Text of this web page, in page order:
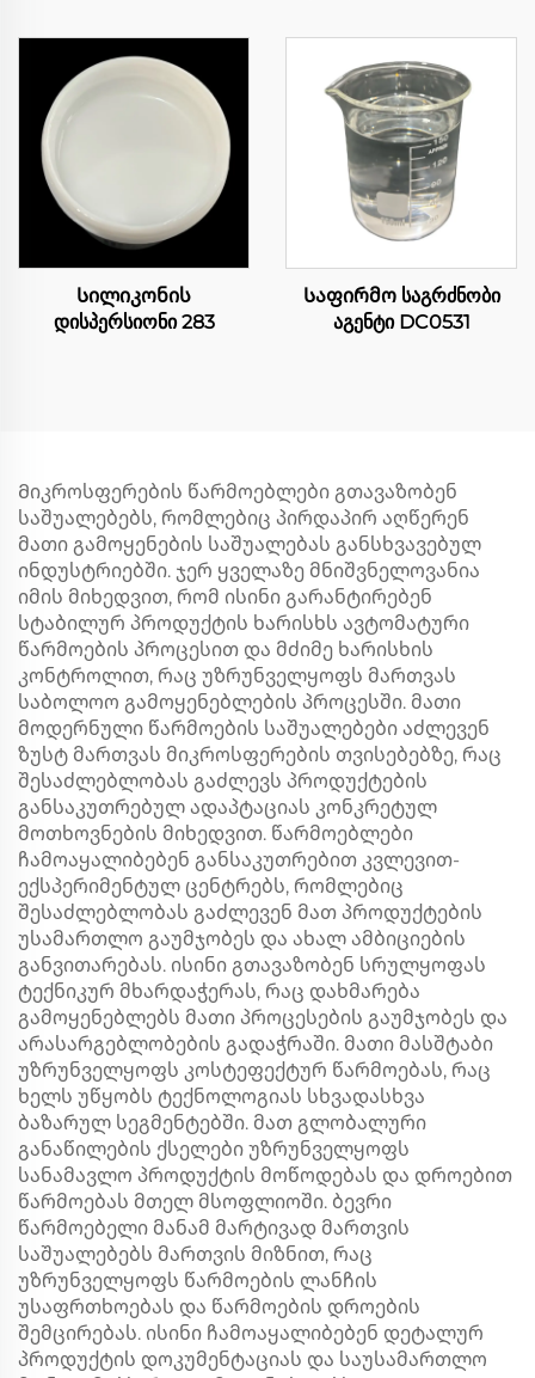
Სილიკონის
დისპერსიონი 283
Საფირმო საგრძნობი
აგენტი DC0531
Მიკროსფერების წარმოებლები გთავაზობენ
საშუალებებს, რომლებიც პირდაპირ აღწერენ
მათი გამოყენების საშუალებას განსხვავებულ
ინდუსტრიებში. ჯერ ყველაზე მნიშვნელოვანია
იმის მიხედვით, რომ ისინი გარანტირებენ
სტაბილურ პროდუქტის ხარისხს ავტომატური
წარმოების პროცესით და მძიმე ხარისხის
კონტროლით, რაც უზრუნველყოფს მართვას
საბოლოო გამოყენებლების პროცესში. მათი
მოდერნული წარმოების საშუალებები აძლევენ
ზუსტ მართვას მიკროსფერების თვისებებზე, რაც
შესაძლებლობას გაძლევს პროდუქტების
განსაკუთრებულ ადაპტაციას კონკრეტულ
მოთხოვნების მიხედვით. წარმოებლები
ჩამოაყალიბებენ განსაკუთრებით კვლევით-
ექსპერიმენტულ ცენტრებს, რომლებიც
შესაძლებლობას გაძლევენ მათ პროდუქტების
უსამართლო გაუმჯობეს და ახალ ამბიციების
განვითარებას. ისინი გთავაზობენ სრულყოფას
ტექნიკურ მხარდაჭერას, რაც დახმარება
გამოყენებლებს მათი პროცესების გაუმჯობეს და
არასარგებლობების გადაჭრაში. მათი მასშტაბი
უზრუნველყოფს კოსტეფექტურ წარმოებას, რაც
ხელს უწყობს ტექნოლოგიას სხვადასხვა
ბაზარულ სეგმენტებში. მათ გლობალური
განაწილების ქსელები უზრუნველყოფს
სანამავლო პროდუქტის მოწოდებას და დროებით
წარმოებას მთელ მსოფლიოში. ბევრი
წარმოებელი მანამ მარტივად მართვის
საშუალებებს მართვის მიზნით, რაც
უზრუნველყოფს წარმოების ლანჩის
უსაფრთხოებას და წარმოების დროების
შემცირებას. ისინი ჩამოაყალიბებენ დეტალურ
პროდუქტის დოკუმენტაციას და საუსამართლო